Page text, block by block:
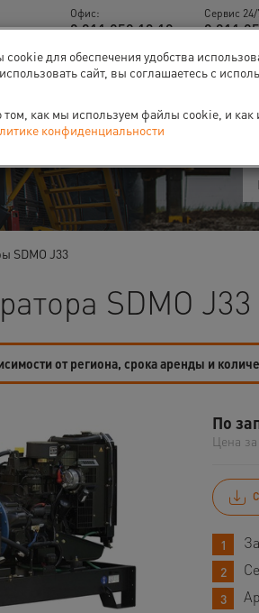
Офис:
8 811 259 13 18
Сервис 24/
8 811
SDMO J33
SDMO
от региона, срока аренды и
По
Цена за
для обеспечения удобства
сайт, вы соглашаетесь с
как мы используем файлы cookie, и как
конфиденциальности